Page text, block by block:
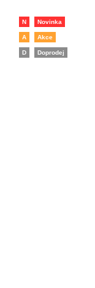
N Novinka
A Akce
D Doprodej